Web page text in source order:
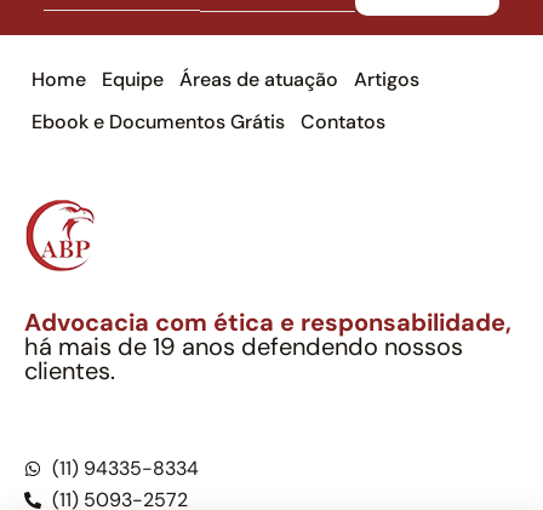
Home Equipe Áreas de atuação
Artigos
Ebook e Documentos Grátis
Contatos
Advocacia com ética e responsabilidade,
há mais de 19 anos defendendo nossos
clientes.
(11) 94335-8334
(11) 5093-2572